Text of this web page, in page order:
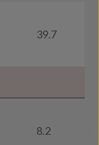
39.7
8.2